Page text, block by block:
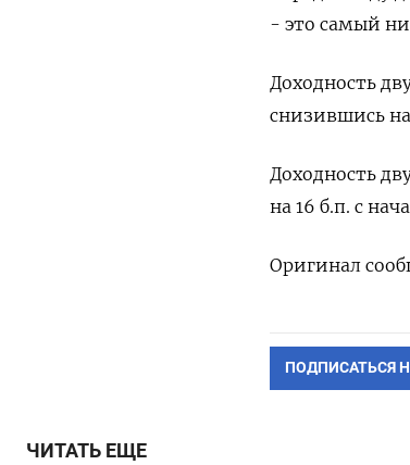
- это самый
Доходность
снизившись на
Доходность
на 16 б.п. с
Оригинал
ПОДПИСАТЬСЯ
ЧИТАТЬ ЕЩЕ